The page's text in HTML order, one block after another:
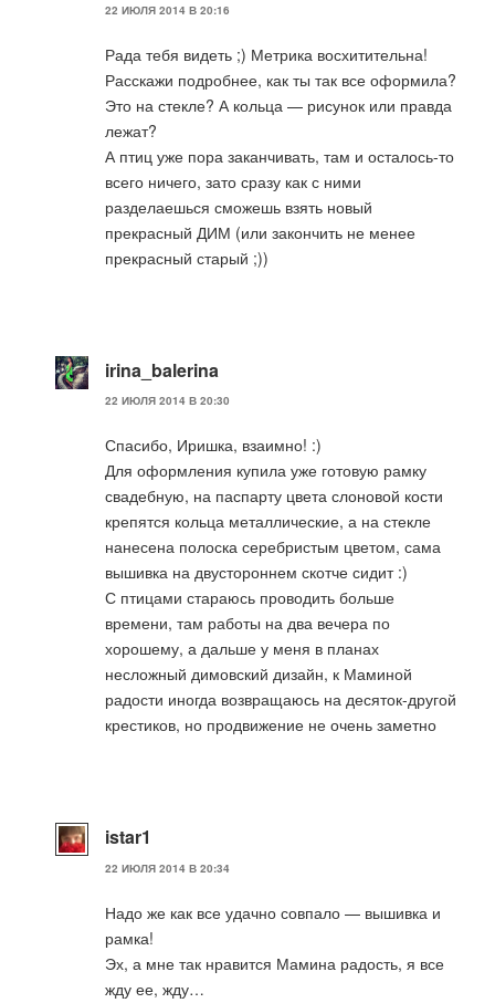
22 ИЮЛЯ 2014 В 20:16
Рада тебя видеть ;) Метрика восхитительна!
Расскажи подробнее, как ты так все оформила?
Это на стекле? А кольца — рисунок или правда
лежат?
А птиц уже пора заканчивать, там и осталось-то
всего ничего, зато сразу как с ними
разделаешься сможешь взять новый
прекрасный ДИМ (или закончить не менее
прекрасный старый ;))
irina_balerina
22 ИЮЛЯ 2014 В 20:30
Спасибо, Иришка, взаимно! :)
Для оформления купила уже готовую рамку
свадебную, на паспарту цвета слоновой кости
крепятся кольца металлические, а на стекле
нанесена полоска серебристым цветом, сама
вышивка на двустороннем скотче сидит :)
С птицами стараюсь проводить больше
времени, там работы на два вечера по
хорошему, а дальше у меня в планах
несложный димовский дизайн, к Маминой
радости иногда возвращаюсь на десяток-другой
крестиков, но продвижение не очень заметно
istar1
22 ИЮЛЯ 2014 В 20:34
Надо же как все удачно совпало — вышивка и
рамка!
Эх, а мне так нравится Мамина радость, я все
жду ее, жду…